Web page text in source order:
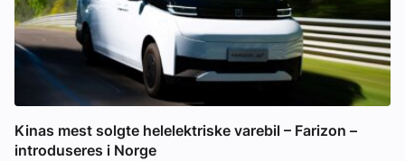
Kinas mest solgte helelektriske varebil – Farizon –
introduseres i Norge